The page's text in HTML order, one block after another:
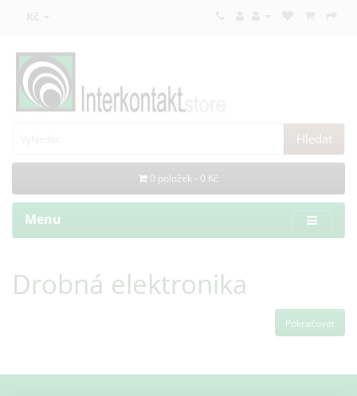
Kč
Hledat
0 položek - 0 Kč
Menu
Drobná elektronika
Pokračovat